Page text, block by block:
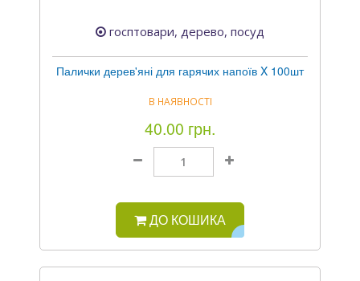
госптовари, дерево, посуд
Палички дерев'яні для гарячих напоїв X 100шт
В НАЯВНОСТІ
40.00 грн.
ДО КОШИКА